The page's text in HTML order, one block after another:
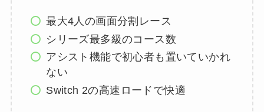
最大4人の画面分割レース
シリーズ最多級のコース数
アシスト機能で初心者も置いていかれ
ない
Switch 2の高速ロードで快適